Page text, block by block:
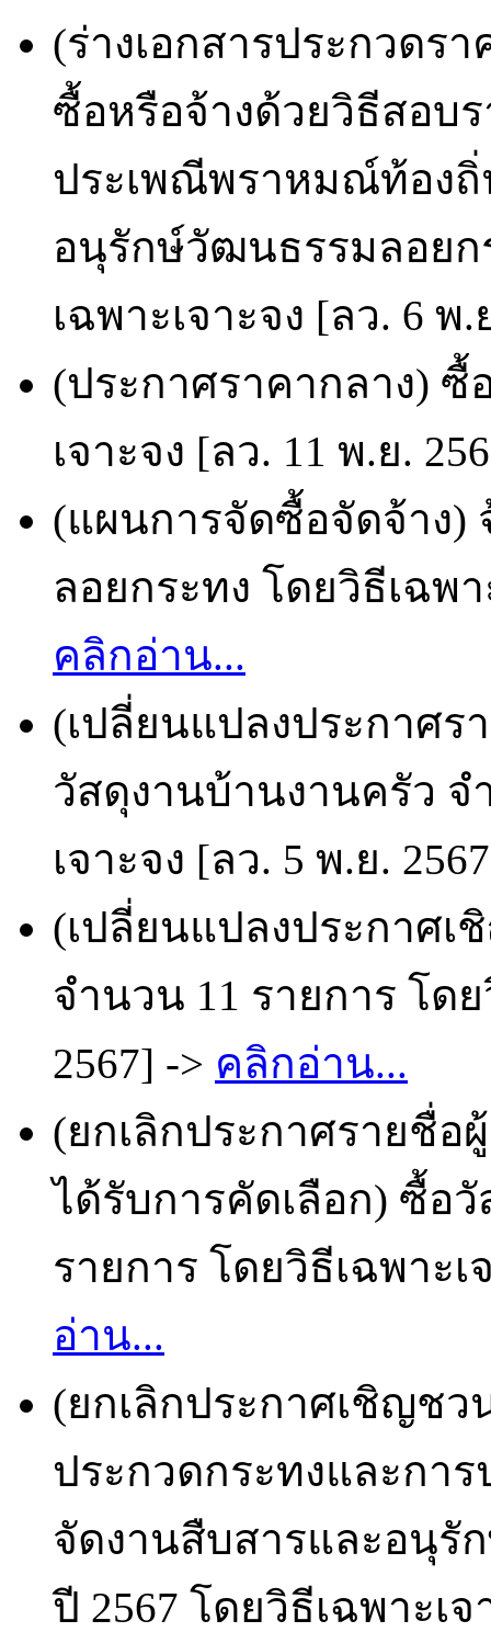
(ร่างเอกสารประกวดรา
ซื้อหรือจ้างด้วยวิธีสอบ
ประเพณีพราหมณ์ท้องถิ่
อนุรักษ์วัฒนธรรมลอยก
เฉพาะเจาะจง [ลว. 6 พ
(ประกาศราคากลาง)
เจาะจง [ลว. 11 พ.ย.
(แผนการจัดซื้อจัดจ้าง)
ลอยกระทง โดยวิธีเฉพา
คลิกอ่าน...
(เปลี่ยนแปลงประกาศร
วัสดุงานบ้านงานครัว จ
เจาะจง [ลว. 5 พ.ย.
(เปลี่ยนแปลงประกาศเ
จำนวน 11 รายการ โด
2567] -> คลิกอ่าน...
(ยกเลิกประกาศรายชื่อ
ได้รับการคัดเลือก) ซื้อ
รายการ โดยวิธีเฉพาะ
อ่าน...
(ยกเลิกประกาศเชิญชว
ประกวดกระทงและกา
จัดงานสืบสารและอนุรั
ปี 2567 โดยวิธีเฉพาะเ